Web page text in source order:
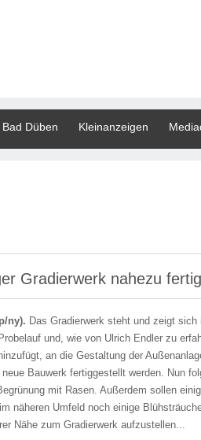
Düben Kleinanzeigen
Gradierwerk nahezu
ny). Das Gradierwerk steht und zeigt
und, wie von Ulrich Endler zu
an die Gestaltung der
Bauwerk fertiggestellt werden. Nun
mit Rasen. Außerdem sollen
näheren Umfeld noch einige
Nähe zum Gradierwerk aufzustellen...